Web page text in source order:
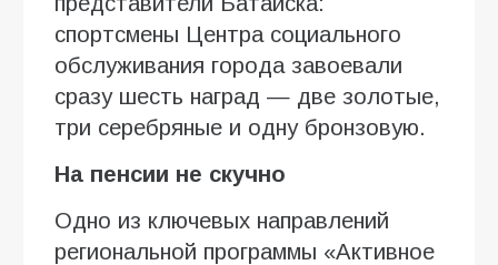
спортсмены Центра социального
обслуживания города завоевали
сразу шесть наград — две золотые,
три серебряные и одну бронзовую.
На пенсии не скучно
Одно из ключевых направлений
региональной программы «Активное